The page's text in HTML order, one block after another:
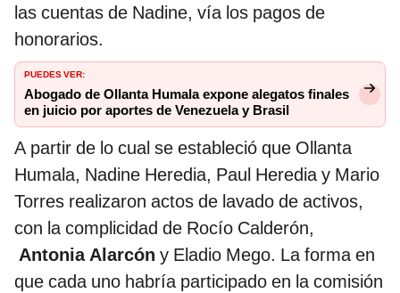
las cuentas de Nadine, vía los pagos de
honorarios.
PUEDES VER:
Abogado de Ollanta Humala expone alegatos finales
en juicio por aportes de Venezuela y Brasil
A partir de lo cual se estableció que Ollanta
Humala, Nadine Heredia, Paul Heredia y Mario
Torres realizaron actos de lavado de activos,
con la complicidad de Rocío Calderón,
Antonia Alarcón y Eladio Mego. La forma en
que cada uno habría participado en la comisión